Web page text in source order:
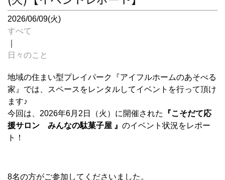
2026/06/09(火)
すべて
日々のこと
地域の住まい型プレイパーク『アイフルホームのあそべる
家』では、スペースをレンタルしてイベントを行って頂け
ます♪
今回は、2026年6月2日（火）に開催された
『こそだて応
援サロン みんなの駄菓子屋 』 のイベント状況をレポー
ト！
8名の方がご参加してくださいました。